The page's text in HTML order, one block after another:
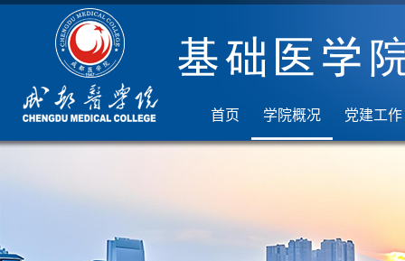
首页 学院概况 党建工作